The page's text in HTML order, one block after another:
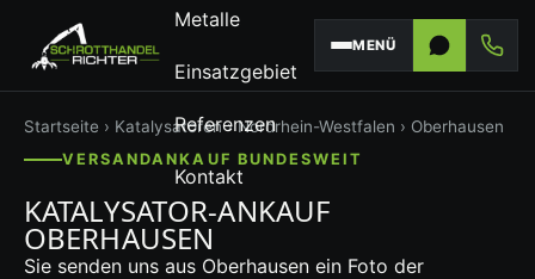
Metalle
Einsatzgebiet
Referenzen
Kontakt
MENÜ
Startseite › Katalysatoren›Nordrhein-Westfalen › Oberhausen
VERSANDANKAUF BUNDESWEIT
KATALYSATOR-ANKAUF
OBERHAUSEN
Sie senden uns aus Oberhausen ein Foto der